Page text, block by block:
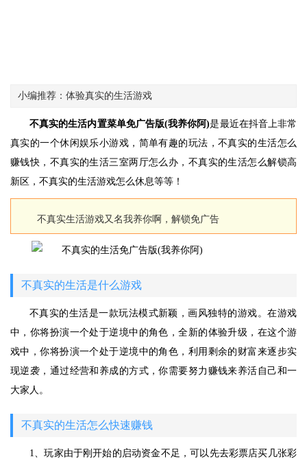
小编推荐：体验真实的生活游戏
不真实的生活内置菜单免广告版(我养你阿)是最近在抖音上非常
真实的一个休闲娱乐小游戏，简单有趣的玩法，不真实的生活怎么
赚钱快，不真实的生活三室两厅怎么办，不真实的生活怎么解锁高
新区，不真实的生活游戏怎么休息等等！
不真实生活游戏又名我养你啊，解锁免广告
不真实的生活是什么游戏
不真实的生活是一款玩法模式新颖，画风独特的游戏。在游戏
中，你将扮演一个处于逆境中的角色，全新的体验升级，在这个游
戏中，你将扮演一个处于逆境中的角色，利用剩余的财富来逐步实
现逆袭，通过经营和养成的方式，你需要努力赚钱来养活自己和一
大家人。
不真实的生活怎么快速赚钱
1、玩家由于刚开始的启动资金不足，可以先去彩票店买几张彩